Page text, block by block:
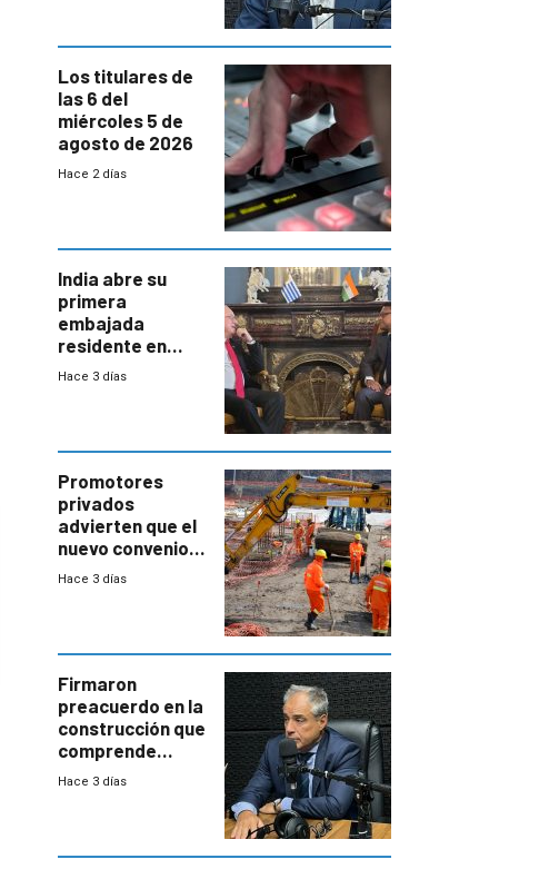
Los titulares de
las 6 del
miércoles 5 de
agosto de 2026
Hace 2 días
India abre su
primera
embajada
residente en
Uruguay y crecen
enorme
potencial
Hace 3 días
Promotores
privados
advierten que el
nuevo convenio
de la
a revisar
proyectos
Hace 3 días
Firmaron
preacuerdo en la
construcción que
comprende
reducción
Hace 3 días